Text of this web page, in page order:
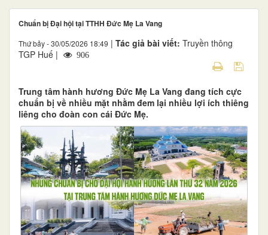
Chuẩn bị Đại hội tại TTHH Đức Mẹ La Vang
Thứ bảy - 30/05/2026 18:49 | Tác giả bài viết: Truyền thông
TGP Huế |
906
Trung tâm hành hương Đức Mẹ La Vang đang tích cực
chuẩn bị về nhiều mặt nhằm đem lại nhiều lợi ích thiêng
liêng cho đoàn con cái Đức Mẹ.